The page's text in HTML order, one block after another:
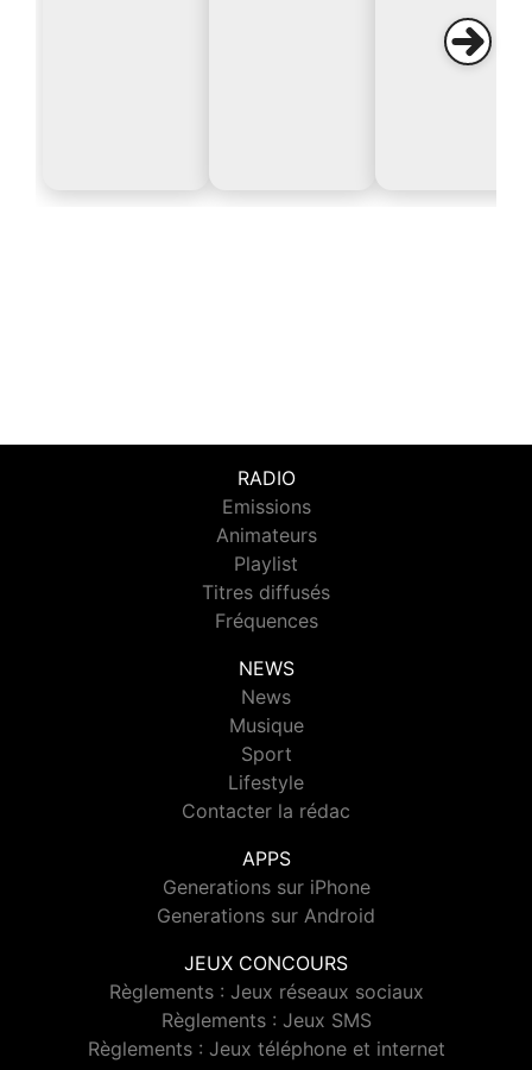
RADIO
Emissions
Animateurs
Playlist
Titres diffusés
Fréquences
NEWS
News
Musique
Sport
Lifestyle
Contacter la rédac
APPS
Generations sur iPhone
Generations sur Android
JEUX CONCOURS
Règlements : Jeux réseaux sociaux
Règlements : Jeux SMS
Règlements : Jeux téléphone et internet